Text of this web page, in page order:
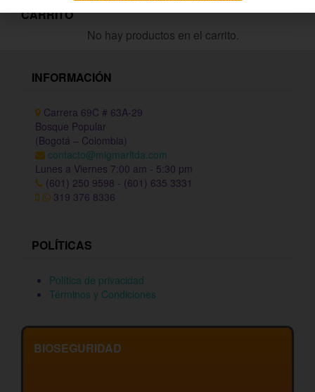
CARRITO
No hay productos en el carrito.
INFORMACIÓN
Carrera 69C # 63A-29
Bosque Popular
(Bogotá – Colombia)
contacto@migmarltda.com
Lunes a Viernes 7:00 am - 5:30 pm
(601) 250 9598 - (601) 635 3331
319 376 8336
POLÍTICAS
Política de privacidad
Términos y Condiciones
BIOSEGURIDAD